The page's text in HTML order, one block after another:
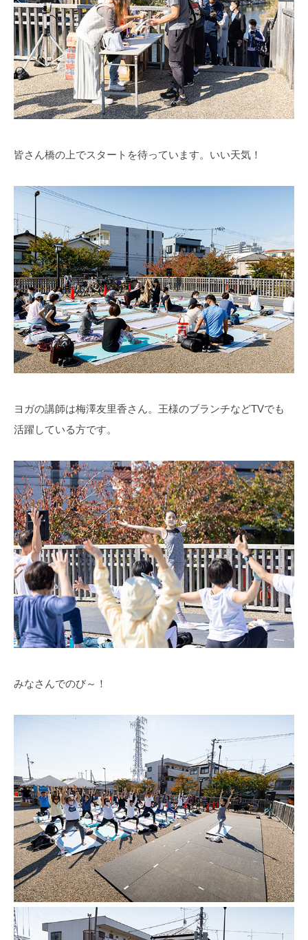
皆さん橋の上でスタートを待っています。いい天気！
ヨガの講師は梅澤友里香さん。王様のブランチなどTVでも
活躍している方です。
みなさんでのび～！